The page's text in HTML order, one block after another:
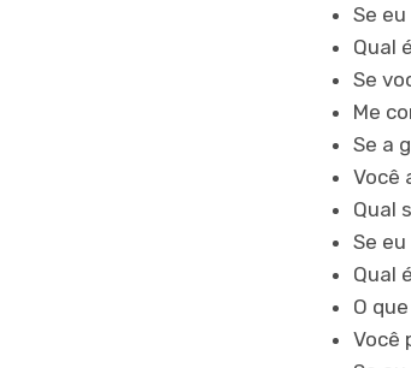
Se
Qual
Se
Me
Se a
Você
Qual
Se
Qual
O
Você